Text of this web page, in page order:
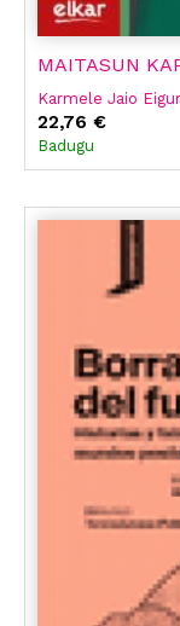
MAITASUN
Karmele Jaio
22,76 €
Badugu